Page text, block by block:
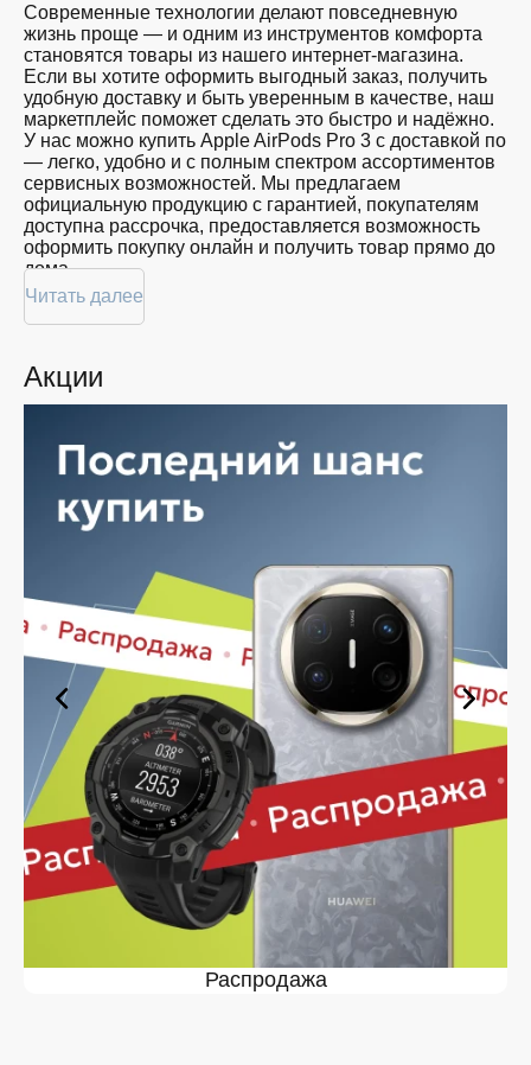
Современные технологии делают повседневную
жизнь проще — и одним из инструментов комфорта
становятся товары из нашего интернет-магазина.
Если вы хотите оформить выгодный заказ, получить
удобную доставку и быть уверенным в качестве, наш
маркетплейс поможет сделать это быстро и надёжно.
У нас можно купить Apple AirPods Pro 3 с доставкой по
— легко, удобно и с полным спектром ассортиментов
сервисных возможностей. Мы предлагаем
официальную продукцию с гарантией, покупателям
доступна рассрочка, предоставляется возможность
оформить покупку онлайн и получить товар прямо до
дома.
Покупателям доступна покупка Apple AirPods Pro 3 по
привлекательной цене: мы регулярно обновляем
предоставляем большой выбор продукции. В нашем
магазине в вы всегда найдёте нужный продукт в
независимо от объема, с возможностью выполнить
бесплатную доставку.
Планируете покупку в рассрочку? У нас есть такая
услуга. Мы предлагаем удобные условия оплаты,
выберите нужную позицию, добавьте в корзину и
оформите заявку — купить Apple AirPods Pro 3 в вы
сможете в кратчайшие сроки.
Ассортимент Apple AirPods Pro 3
в магазине iSpace в
На нашей торговой платформе представлен широкий
выбор продукции. Среди ассортимента, как новинки
рынка, так и проверенные временем модели. Каждый
продукт в каталоге соответствует стандартам
качества. Вы можете выбрать и заказать Apple
AirPods Pro 3 в в удобной конфигурации и с доступной
ценой.
Мы постоянно обновляем ассортимент, отслеживаем
наличие, поддерживаем актуальность информации,
касающейся цен и наличия. Благодаря этому клиенты
получают лучшие предложения и экономят своё
время. Преимущества покупки у нас:
Читать далее
Акции
Распродажа